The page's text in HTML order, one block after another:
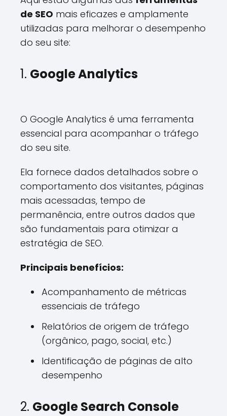
de SEO mais eficazes e amplamente
utilizadas para melhorar o desempenho
do seu site:
1. Google Analytics
O Google Analytics é uma ferramenta
essencial para acompanhar o tráfego
do seu site.
Ela fornece dados detalhados sobre o
comportamento dos visitantes, páginas
mais acessadas, tempo de
permanência, entre outros dados que
são fundamentais para otimizar a
estratégia de SEO.
Principais benefícios:
Acompanhamento de métricas
essenciais de tráfego
Relatórios de origem de tráfego
(orgânico, pago, social, etc.)
Identificação de páginas de alto
desempenho
2. Google Search Console